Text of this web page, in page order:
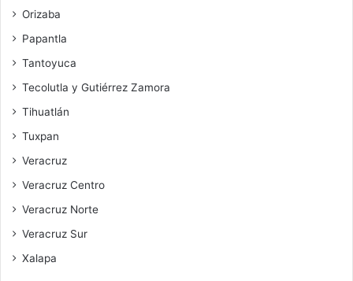
Orizaba
Papantla
Tantoyuca
Tecolutla y Gutiérrez Zamora
Tihuatlán
Tuxpan
Veracruz
Veracruz Centro
Veracruz Norte
Veracruz Sur
Xalapa